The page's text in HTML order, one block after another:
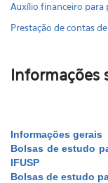
Auxílio financeiro para
Prestação de contas
Informações
Informações gerais
Bolsas de estudo
IFUSP
Bolsas de estudo